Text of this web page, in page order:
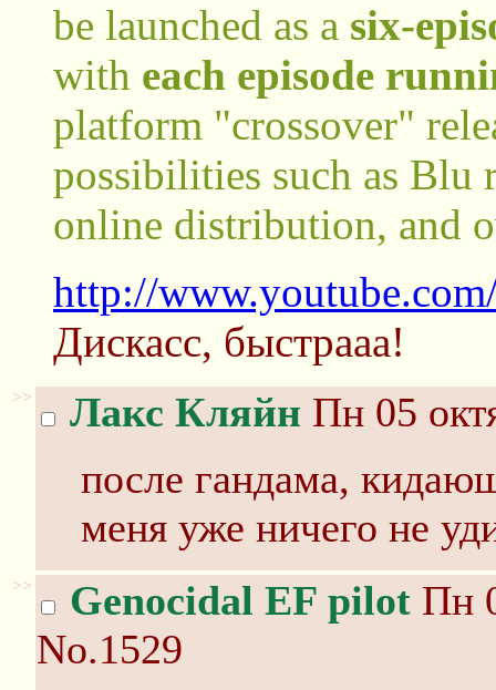
be launched as a six-
with each episode
platform "crossover"
possibilities such as Blu
online distribution, and
http://
Дискасс, быстрааа!
>> Лакс Кляйн Пн 05
после гандама,
меня уже ничего не
>> Genocidal EF pilot Пн
No.1529